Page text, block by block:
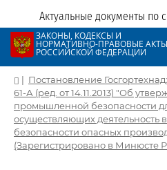
Актуальные документы по
ЗАКОНЫ, КОДЕКСЫ И
НОРМАТИВНО-ПРАВОВЫЕ АКТЫ
РОССИЙСКОЙ ФЕДЕРАЦИИ
| Постановление
61-А (ред. от 14.11.2013) "Об
промышленной безопасности
осуществляющих
безопасности опасных
(Зарегистрировано в Минюсте